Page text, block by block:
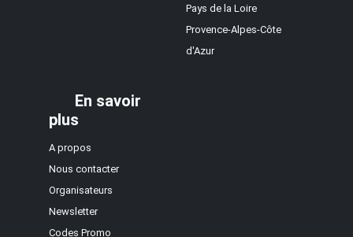
Pays de la Loire
Provence-Alpes-Côte
d'Azur
En savoir
plus
A propos
Nous contacter
Organisateurs
Newsletter
Codes Promo